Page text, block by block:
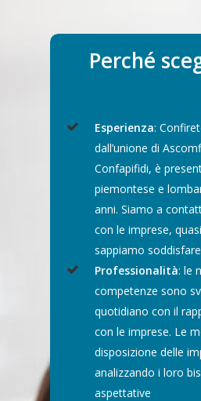
Perché
Esperienza:
dall’unione di
Confapifidi, è
piemontese e
anni. Siamo a
con le imprese,
sappiamo
Professionalità: le
competenze sono
quotidiano con il
con le imprese. Le
disposizione delle
analizzando i loro
aspettative